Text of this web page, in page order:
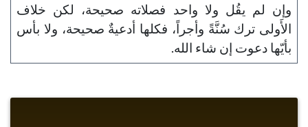
وإن لم يقُل ولا واحد فصلاته صحيحة، لكن خلاف
الأَولى ترك سُنَّةً وأجراً، فكلها أدعيةٌ صحيحة، ولا بأس
بأيّها دعوت إن شاء الله.